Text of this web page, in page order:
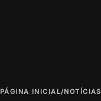
PÁGINA INICIAL/NOTÍCIAS